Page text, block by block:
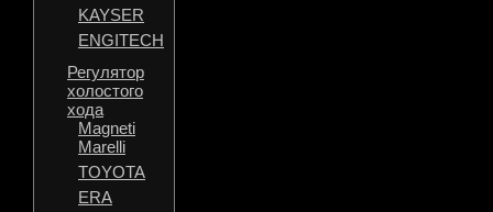
KAYSER
ENGITECH
Регулятор
холостого
хода
Magneti
Marelli
TOYOTA
ERA